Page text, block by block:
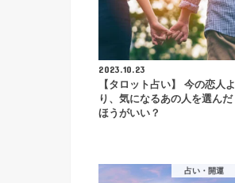
2023.10.23
【タロット占い】 今の恋人よ
り、気になるあの人を選んだ
ほうがいい？
占い・開運